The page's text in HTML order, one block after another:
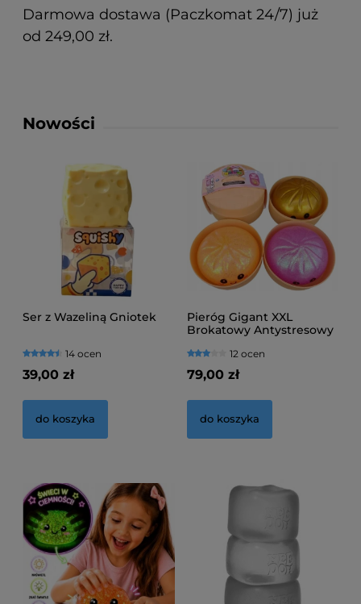
Darmowa dostawa (Paczkomat 24/7) już
od 249,00 zł.
Nowości
Ser z Wazeliną Gniotek
14 ocen
39,00 zł
do koszyka
Pieróg Gigant XXL
Brokatowy Antystresowy
12 ocen
79,00 zł
do koszyka